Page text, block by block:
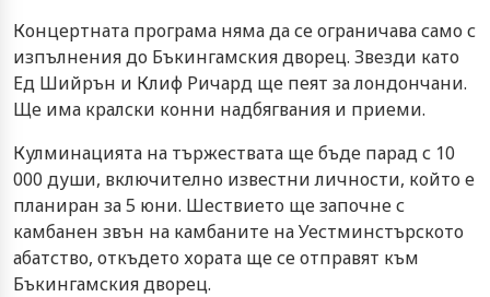
Концертната програма няма да се ограничава само с
изпълнения до Бъкингамския дворец. Звезди като
Ед Шийрън и Клиф Ричард ще пеят за лондончани.
Ще има кралски конни надбягвания и приеми.
Кулминацията на тържествата ще бъде парад с 10
000 души, включително известни личности, който е
планиран за 5 юни. Шествието ще започне с
камбанен звън на камбаните на Уестминстърското
абатство, откъдето хората ще се отправят към
Бъкингамския дворец.